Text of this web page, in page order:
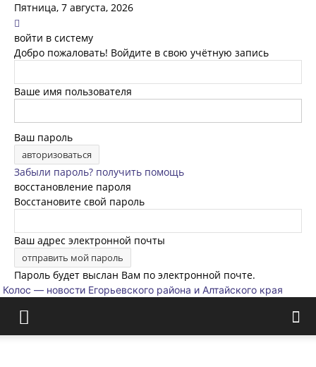
Пятница, 7 августа, 2026
войти в систему
Добро пожаловать! Войдите в свою учётную запись
Ваше имя пользователя
Ваш пароль
Забыли пароль? получить помощь
восстановление пароля
Восстановите свой пароль
Ваш адрес электронной почты
Пароль будет выслан Вам по электронной почте.
Колос — новости Егорьевского района и Алтайского края